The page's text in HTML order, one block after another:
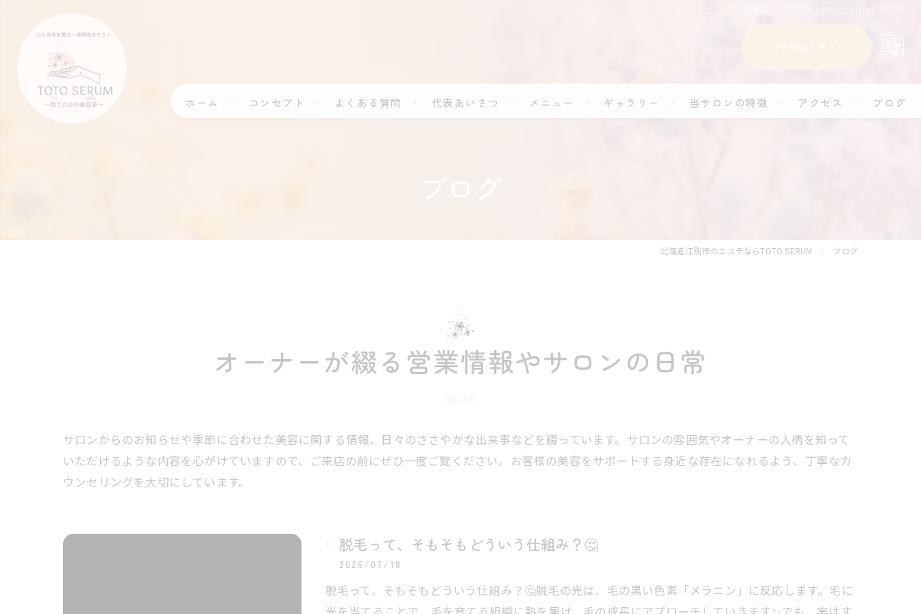
ホーム コンセプト よくある質問 代表あいさつ メニュー ギャラリー 当サロンの特徴
学割
アクセス ブログ
北海道江別市のエステならTOTO SERUM ブログ
オーナーが綴る営業情報やサロンの日常
サロンからのお知らせや季節に合わせた美容に関する情報、日々のささやかな出来事などを綴っています。サロンの雰囲気やオーナーの人柄を知って
いただけるような内容を心がけていますので、ご来店の前にぜひ一度ご覧ください。お客様の美容をサポートする身近な存在になれるよう、丁寧なカ
ウンセリングを大切にしています。
脱毛って、そもそもどういう仕組み？🤔
2026/07/18
脱毛って、そもそもどういう仕組み？🤔脱毛の光は、毛の黒い色素「メラニン」に反応します。毛に